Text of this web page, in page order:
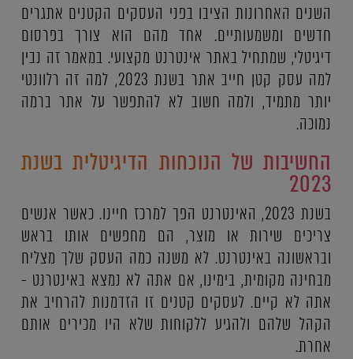
השנים האחרונות הציבו בפני העסקים הקטנים אתגרים
חדשים ומשמעותיים. אחד מהם הוא צורך בפרסום
דיגיטלי, שמתחיל באתר אינטרנט מקצועי. במאמר זה נבין
למה עסק קטן חייב אתר בשנת 2023, למה זה רלוונטי
יותר מתמיד, ולמה חשוב לא להתפשר על אתר ברמה
נמוכה.
החשיבות של הנוכחות הדיגיטלית בשנת
2023
בשנת 2023, האינטרנט הפך למרכז חיינו. כאשר אנשים
צריכים שירות או מוצר, הם מחפשים אותו בראש
ובראשונה באינטרנט. לא משנה כמה העסק שלך מצליח
מבחינה מקומית, בימינו, אם אתה לא נמצא באינטרנט -
אתה לא קיים. לעסקים קטנים זו הזדמנות להרחיב את
הקהל שלהם ולהגיע ללקוחות שלא היו מכירים אותם
אחרת.